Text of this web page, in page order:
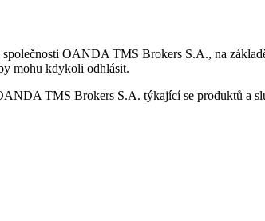
OANDA TMS Brokers S.A., na
mohu kdykoli odhlásit.
TMS Brokers S.A. týkající se produktů a